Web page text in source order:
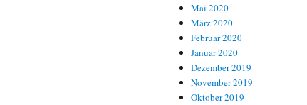
Mai 2020
März 2020
Februar 2020
Januar 2020
Dezember 2019
November 2019
Oktober 2019